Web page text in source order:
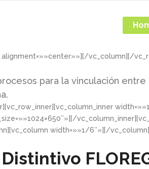
alignment=»»center»»][/vc_column][/
para la vinculación
width=»»1/6″»][/
Distintivo